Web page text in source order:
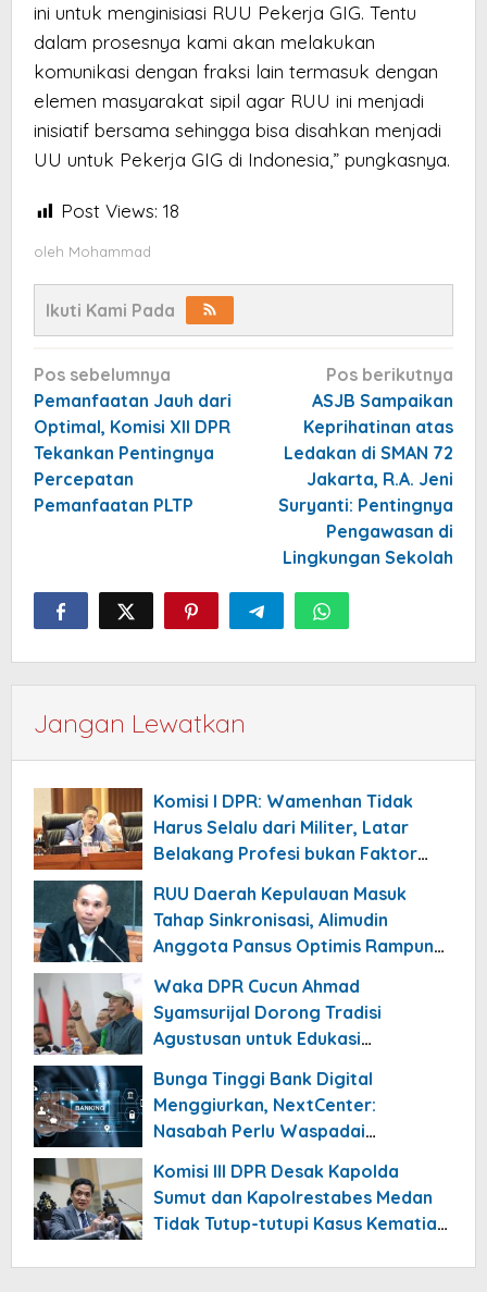
ini untuk menginisiasi RUU Pekerja GIG. Tentu
dalam prosesnya kami akan melakukan
komunikasi dengan fraksi lain termasuk dengan
elemen masyarakat sipil agar RUU ini menjadi
inisiatif bersama sehingga bisa disahkan menjadi
UU untuk Pekerja GIG di Indonesia,” pungkasnya.
Post Views: 18
oleh Mohammad
Ikuti Kami Pada
Navigasi
pos
Pos sebelumnya
Pemanfaatan Jauh dari
Optimal, Komisi XII DPR
Tekankan Pentingnya
Percepatan
Pemanfaatan PLTP
Pos berikutnya
ASJB Sampaikan
Keprihatinan atas
Ledakan di SMAN 72
Jakarta, R.A. Jeni
Suryanti: Pentingnya
Pengawasan di
Lingkungan Sekolah
Jangan Lewatkan
Komisi I DPR: Wamenhan Tidak
Harus Selalu dari Militer, Latar
Belakang Profesi bukan Faktor
RUU Daerah Kepulauan Masuk
Tahap Sinkronisasi, Alimudin
Anggota Pansus Optimis Rampung
Waka DPR Cucun Ahmad
Syamsurijal Dorong Tradisi
Agustusan untuk Edukasi
Bunga Tinggi Bank Digital
Menggiurkan, NextCenter:
Nasabah Perlu Waspadai
Komisi III DPR Desak Kapolda
Sumut dan Kapolrestabes Medan
Tidak Tutup-tutupi Kasus Kematian